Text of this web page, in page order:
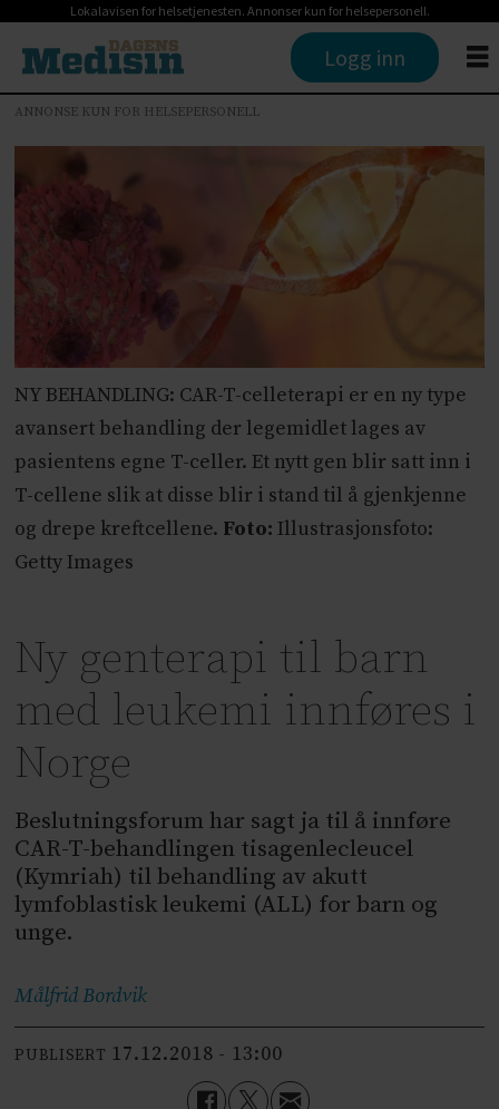
Lokalavisen for helsetjenesten. Annonser kun for helsepersonell.
Logg inn
ANNONSE KUN FOR HELSEPERSONELL
NY BEHANDLING: CAR-T-celleterapi er en ny type
avansert behandling der legemidlet lages av
pasientens egne T-celler. Et nytt gen blir satt inn i
T-cellene slik at disse blir i stand til å gjenkjenne
og drepe kreftcellene. Foto: Illustrasjonsfoto:
Getty Images
Ny genterapi til barn
med leukemi innføres i
Norge
Beslutningsforum har sagt ja til å innføre
CAR-T-behandlingen tisagenlecleucel
(Kymriah) til behandling av akutt
lymfoblastisk leukemi (ALL) for barn og
unge.
MålfridBordvik
PUBLISERT 17.12.2018 - 13:00